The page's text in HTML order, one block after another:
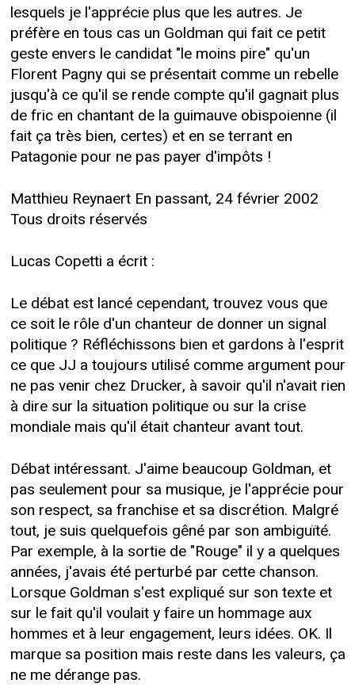
lesquels je l'apprécie plus que les autres. Je
préfère en tous cas un Goldman qui fait ce petit
geste envers le candidat "le moins pire" qu'un
Florent Pagny qui se présentait comme un rebelle
jusqu'à ce qu'il se rende compte qu'il gagnait plus
de fric en chantant de la guimauve obispoienne (il
fait ça très bien, certes) et en se terrant en
Patagonie pour ne pas payer d'impôts !
Matthieu Reynaert En passant, 24 février 2002
Tous droits réservés
Lucas Copetti a écrit :
Le débat est lancé cependant, trouvez vous que
ce soit le rôle d'un chanteur de donner un signal
politique ? Réfléchissons bien et gardons à l'esprit
ce que JJ a toujours utilisé comme argument pour
ne pas venir chez Drucker, à savoir qu'il n'avait rien
à dire sur la situation politique ou sur la crise
mondiale mais qu'il était chanteur avant tout.
Débat intéressant. J'aime beaucoup Goldman, et
pas seulement pour sa musique, je l'apprécie pour
son respect, sa franchise et sa discrétion. Malgré
tout, je suis quelquefois gêné par son ambiguïté.
Par exemple, à la sortie de "Rouge" il y a quelques
années, j'avais été perturbé par cette chanson.
Lorsque Goldman s'est expliqué sur son texte et
sur le fait qu'il voulait y faire un hommage aux
hommes et à leur engagement, leurs idées. OK. Il
marque sa position mais reste dans les valeurs, ça
ne me dérange pas.